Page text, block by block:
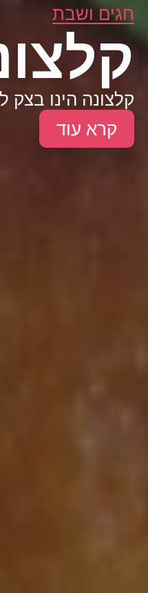
חגים ושבת
קלצונה הינו
קרא עוד